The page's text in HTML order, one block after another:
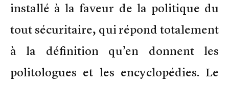
installé à la faveur de la politique du
tout sécuritaire, qui répond totalement
à la définition qu’en donnent les
politologues et les encyclopédies. Le